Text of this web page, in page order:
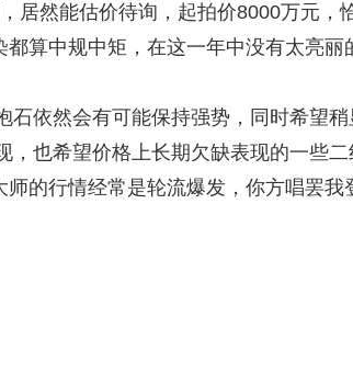
居然能估价待询，起拍价8000万元，
算中规中矩，在这一年中没有太亮丽
依然会有可能保持强势，同时希望稍
也希望价格上长期欠缺表现的一些
的行情经常是轮流爆发，你方唱罢